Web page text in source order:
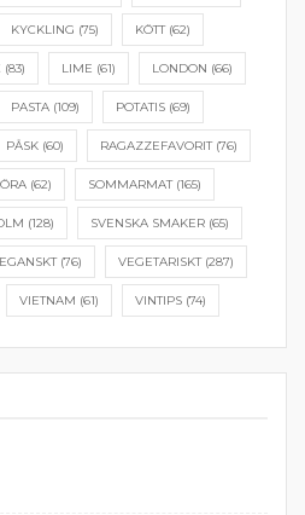
KYCKLING (75) KÖTT(62)
(83) LIME (61) LONDON (66)
PASTA(109) POTATIS(69)
PÅSK(60) RAGAZZEFAVORIT(76)
(62) SOMMARMAT(165)
(128) SVENSKA SMAKER(65)
(76) VEGETARISKT(287)
VIETNAM (61) VINTIPS (74)